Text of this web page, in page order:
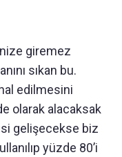
giremez
sıkan bu.
edilmesini
olarak alacaksak
gelişecekse biz
yüzde 80’i